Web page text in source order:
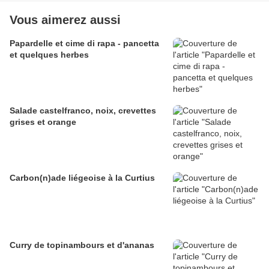
Vous aimerez aussi
Papardelle et cime di rapa - pancetta
et quelques herbes
Salade castelfranco, noix, crevettes
grises et orange
Carbon(n)ade liégeoise à la Curtius
Curry de topinambours et d'ananas